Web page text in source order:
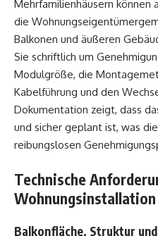
Mehrfamilienhäusern können
die
Balkonen und äußeren
Sie schriftlich um
Modulgröße, die
Kabelführung und den
Dokumentation zeigt, dass
und sicher geplant ist, was
reibungslosen
Technische
Wohnungsinstallation
Balkonfläche, Struktur